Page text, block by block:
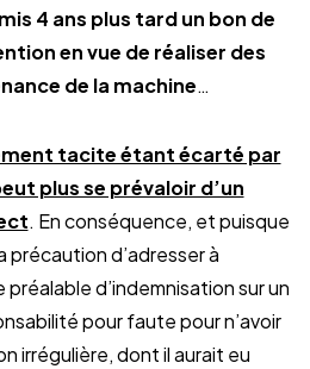
4 ans plus tard un bon de
en vue de réaliser des
de la machine…
tacite étant écarté par
plus se prévaloir d’un
. En conséquence, et puisque
précaution d’adresser à
d’indemnisation sur un
pour faute pour n’avoir
irrégulière, dont il aurait eu